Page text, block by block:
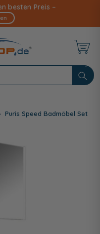
besten Preis –
Puris Speed Badmöbel Set